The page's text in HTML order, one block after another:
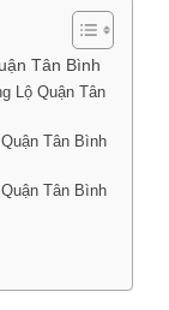
Tân Bình
Lộ Quận Tân
Tân Bình
Tân Bình